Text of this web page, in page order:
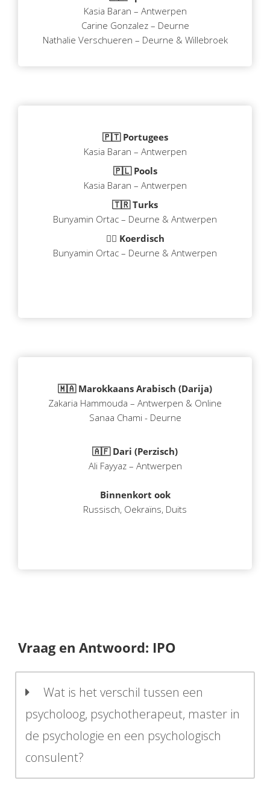
Kasia Baran – Antwerpen
Carine Gonzalez – Deurne
Nathalie Verschueren – Deurne & Willebroek
🇵🇹 Portugees
Kasia Baran – Antwerpen
🇵🇱 Pools
Kasia Baran – Antwerpen
🇹🇷 Turks
Bunyamin Ortac – Deurne & Antwerpen
🏳️‍🌈 Koerdisch
Bunyamin Ortac – Deurne & Antwerpen
🇲🇦 Marokkaans Arabisch (Darija)
Zakaria Hammouda – Antwerpen & Online
Sanaa Chami - Deurne
🇦🇫 Dari (Perzisch)
Ali Fayyaz – Antwerpen
Binnenkort ook
Russisch, Oekraïns, Duits
Vraag en Antwoord: IPO
Wat is het verschil tussen een
psycholoog, psychotherapeut, master in
de psychologie en een psychologisch
consulent?